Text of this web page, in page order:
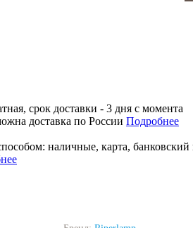
срок доставки - 3 дня с момента
доставка по России Подробнее
наличные, карта, банковский